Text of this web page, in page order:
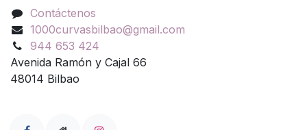
Contáctenos
1000curvasbilbao@gmail.com
944 653 424
Avenida Ramón y Cajal 66
48014 Bilbao